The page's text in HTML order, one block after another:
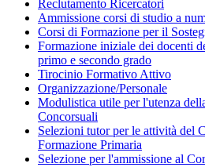
Reclutamento Ricercatori
Ammissione corsi di studio a
Corsi di Formazione per il
Formazione iniziale dei docenti
primo e secondo grado
Tirocinio Formativo Attivo
Organizzazione/Personale
Modulistica utile per l'utenza
Concorsuali
Selezioni tutor per le attività del
Formazione Primaria
Selezione per l'ammissione al